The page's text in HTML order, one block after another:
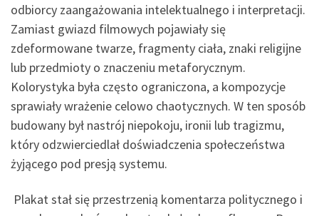
odbiorcy zaangażowania intelektualnego i interpretacji.
Zamiast gwiazd filmowych pojawiały się
zdeformowane twarze, fragmenty ciała, znaki religijne
lub przedmioty o znaczeniu metaforycznym.
Kolorystyka była często ograniczona, a kompozycje
sprawiały wrażenie celowo chaotycznych. W ten sposób
budowany był nastrój niepokoju, ironii lub tragizmu,
który odzwierciedlał doświadczenia społeczeństwa
żyjącego pod presją systemu.
Plakat stał się przestrzenią komentarza politycznego i